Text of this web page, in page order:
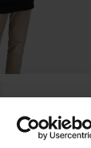
Hoodie Barn